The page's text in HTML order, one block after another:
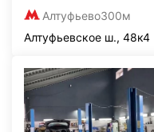
Алтуфьево300м
Алтуфьевское ш., 48к4